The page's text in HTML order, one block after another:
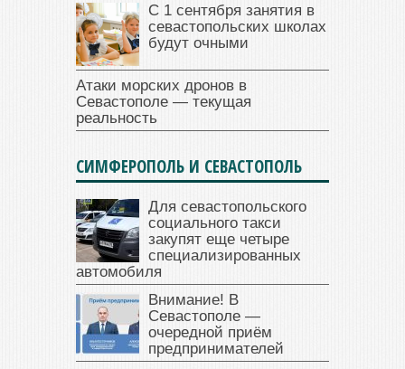
С 1 сентября занятия в
севастопольских школах
будут очными
Атаки морских дронов в
Севастополе — текущая
реальность
СИМФЕРОПОЛЬ И СЕВАСТОПОЛЬ
Для севастопольского
социального такси
закупят еще четыре
специализированных
автомобиля
Внимание! В
Севастополе —
очередной приём
предпринимателей